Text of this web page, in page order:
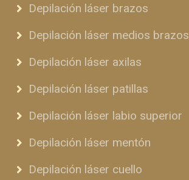
Depilación láser brazos
Depilación láser medios brazos
Depilación láser axilas
Depilación láser patillas
Depilación láser labio superior
Depilación láser mentón
Depilación láser cuello